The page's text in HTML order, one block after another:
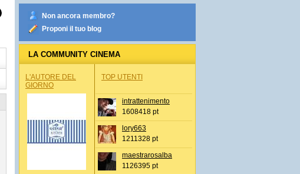
Non ancora membro?
Proponi il tuo blog
LA COMMUNITY CINEMA
L'AUTORE DEL
GIORNO
TOP UTENTI
intrattenimento
1608418 pt
lory663
1211328 pt
maestrarosalba
1126395 pt